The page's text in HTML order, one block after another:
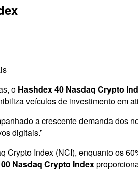
o Hashdex 40 Nasdaq Crypto
veículos de investimento em
a crescente demanda dos
digitais.”
Index (NCI), enquanto os
Nasdaq Crypto Index